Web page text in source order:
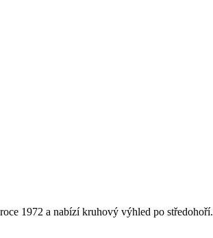
1972 a nabízí kruhový výhled po středohoří.